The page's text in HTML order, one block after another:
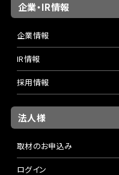
企業・IR情報
企業情報
IR情報
採用情報
法人様
取材のお申込み
ログイン